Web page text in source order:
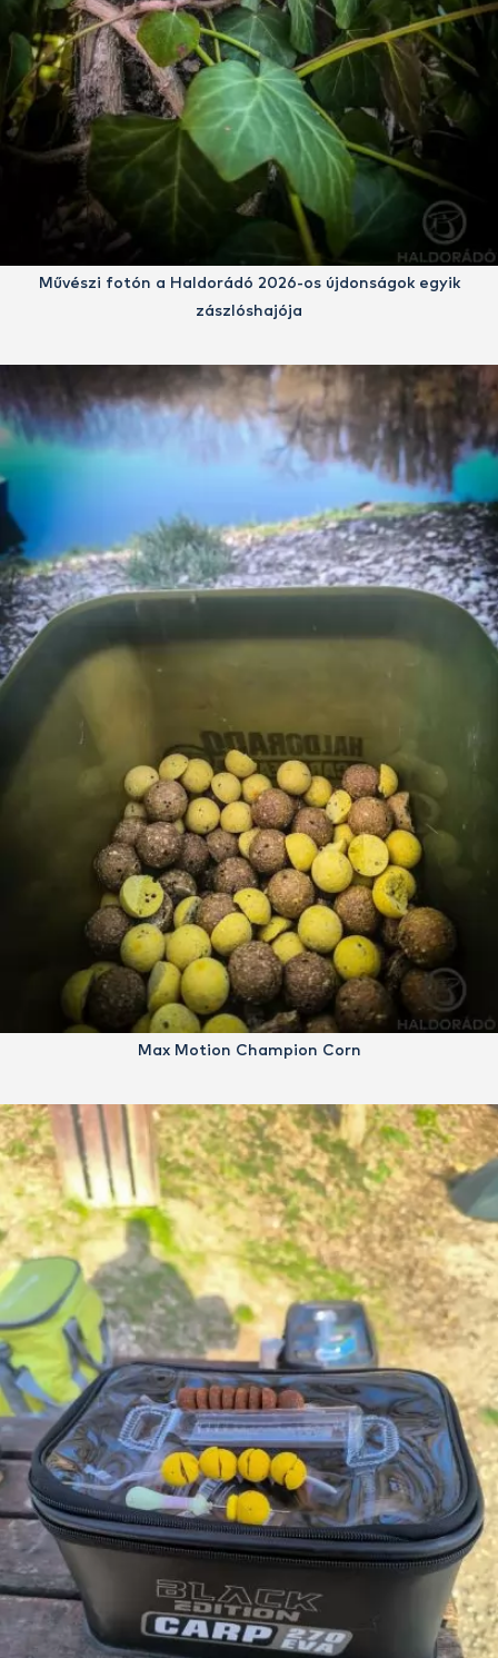
Művészi fotón a Haldorádó 2026-os újdonságok egyik
zászlóshajója
Max Motion Champion Corn